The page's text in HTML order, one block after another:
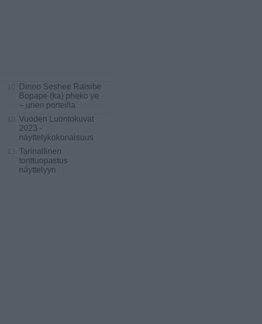
Dineo Seshee Raisibe
Bopape (ka) pheko ye
– unen porteilla
Vuoden Luontokuvat
2023 -
näyttelykokonaisuus
Tarinallinen
tonttuopastus
näyttelyyn